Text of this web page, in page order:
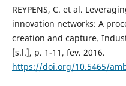
REYPENS, C. et al.
innovation networks: A
creation and capture.
[s.l.], p. 1-11, fev. 2016.
https://doi.org/10.5465/